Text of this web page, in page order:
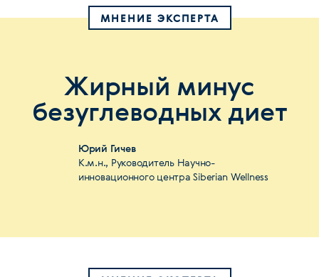
МНЕНИЕ ЭКСПЕРТА
Жирный минус
безуглеводных диет
Юрий Гичев
К.м.н., Руководитель Научно-
инновационного центра Siberian Wellness